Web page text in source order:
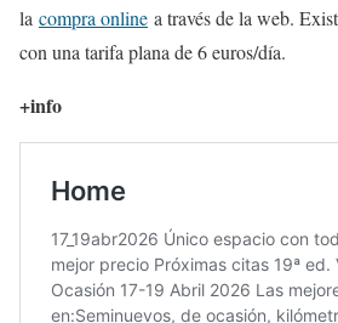
la compra online a través de la web.
con una tarifa plana de 6 euros/día.
+info